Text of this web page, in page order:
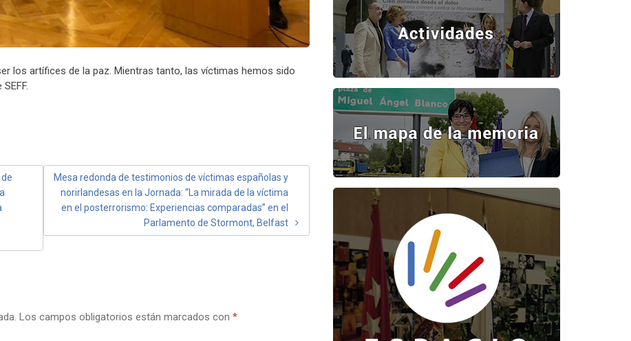
los artífices de la paz. Mientras tanto, las víctimas hemos sido
Mesa redonda de testimonios de víctimas españolas y
norirlandesas en la Jornada: “La mirada de la víctima
en el posterrorismo: Experiencias comparadas” en el
Parlamento de Stormont, Belfast
Los campos obligatorios están marcados con *